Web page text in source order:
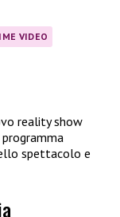
VIDEO
reality show
spettacolo e